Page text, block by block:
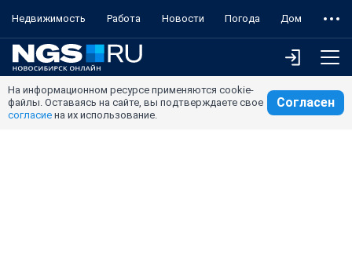
Недвижимость Работа Новости Погода Дом
На информационном ресурсе применяются cookie-
файлы. Оставаясь на сайте, вы подтверждаете свое
согласие на их использование.
Согласен